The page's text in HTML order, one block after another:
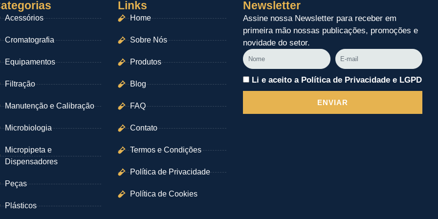
Acessórios
Cromatografia
Equipamentos
Filtração
Manutenção e Calibração
Microbiologia
Micropipeta e
Dispensadores
Peças
Plásticos
Links
Home
Sobre Nós
Produtos
Blog
FAQ
Contato
Termos e Condições
Política de Privacidade
Política de Cookies
Newsletter
Assine nossa Newsletter para receber em
primeira mão nossas publicações, promoções e
novidade do setor.
Nome
E-
mail
Li e aceito a Política de Privacidade e LGPD
ENVIAR